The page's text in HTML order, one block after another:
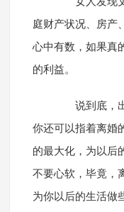
庭财产状况、房产
心中有数，如果真
的利益。
说到底，出
你还可以指着离婚
的最大化，为以后
不要心软，毕竟，
为你以后的生活做